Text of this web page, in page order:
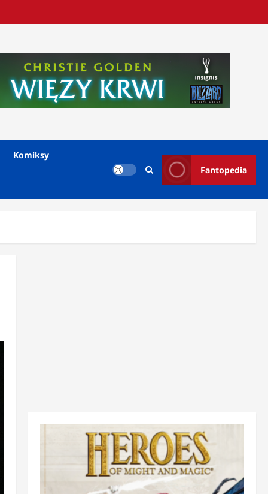
Komiksy
Fantopedia